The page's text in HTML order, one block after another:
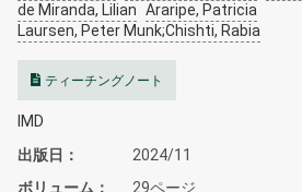
de Miranda, Lilian Araripe, Patricia
Laursen, Peter Munk;Chishti, Rabia
ティーチングノート
IMD
出版日
2024/11
ボリューム
29ページ